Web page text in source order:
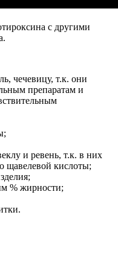
с другими
чечевицу, т.к. они
препаратам и
и ревень, т.к. в них
щавелевой кислоты;
% жирности;